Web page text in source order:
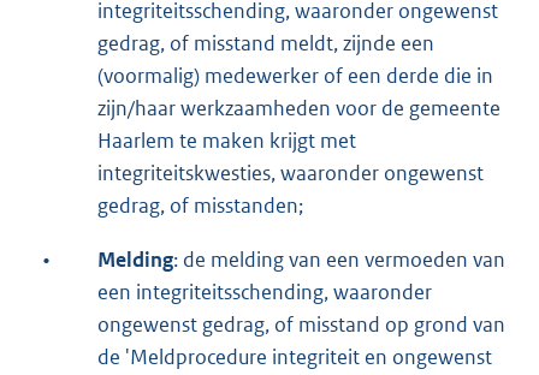
integriteitsschending, waaronder ongewenst
gedrag, of misstand meldt, zijnde een
(voormalig) medewerker of een derde die in
zijn/haar werkzaamheden voor de gemeente
Haarlem te maken krijgt met
integriteitskwesties, waaronder ongewenst
gedrag, of misstanden;
• Melding: de melding van een vermoeden van
een integriteitsschending, waaronder
ongewenst gedrag, of misstand op grond van
de 'Meldprocedure integriteit en ongewenst